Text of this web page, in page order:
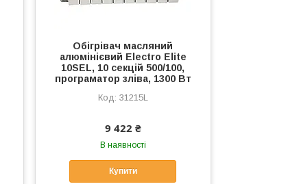
Обігрівач масляний
алюмінієвий Electro Elite
10SEL, 10 секцій 500/100,
програматор зліва, 1300 Вт
31215L
9 422 ₴
В наявності
Купити